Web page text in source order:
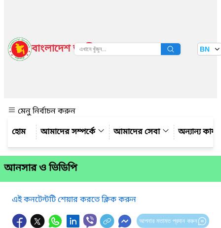
বাংলাদেশ জাতীয় তথ্য বাতায়ন BN
মেনু নির্বাচন করুন
আমাদের সম্পর্কে
আমাদের সেবা অন্যান্য
আনসার ও ভিডিপি
এই কনটেন্টটি শেয়ার করতে ক্লিক করুন
আপনার মতামত প্রদান করুন